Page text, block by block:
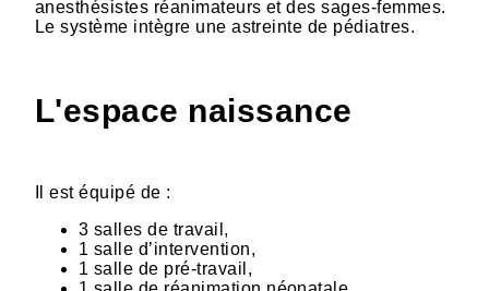
anesthésistes réanimateurs et des sages-femmes.
Le système intègre une astreinte de pédiatres.
L'espace naissance
Il est équipé de :
3 salles de travail,
1 salle d’intervention,
1 salle de pré-travail,